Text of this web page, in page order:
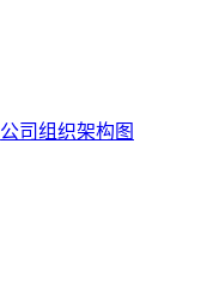
公司组织架构图